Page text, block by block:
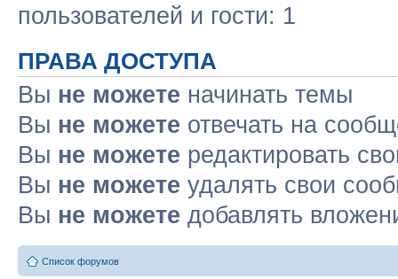
пользователей и гости: 1
ПРАВА ДОСТУПА
Вы не можете начинать темы
Вы не можете отвечать на
Вы не можете редактировать
Вы не можете удалять свои
Вы не можете добавлять
Список форумов